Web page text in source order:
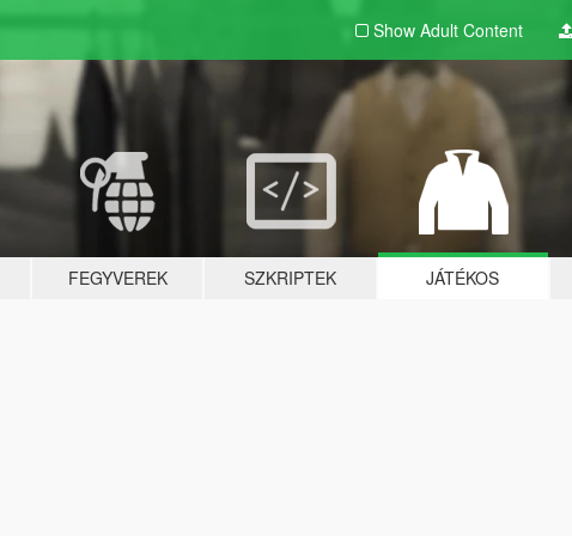
Show Adult Content
FEGYVEREK SZKRIPTEK JÁTÉKOS